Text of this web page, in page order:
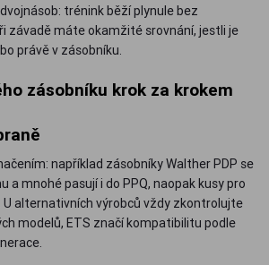
trénink běží plynule bez
závadě máte okamžité srovnání, jestli je
právě v zásobníku.
zásobníku krok za krokem
například zásobníky Walther PDP se
a mnohé pasují i do PPQ, naopak kusy pro
U alternativních výrobců vždy zkontrolujte
modelů, ETS značí kompatibilitu podle